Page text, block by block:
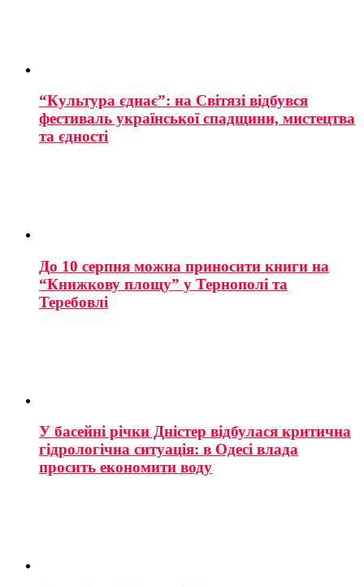
“Культура єднає”: на Світязі відбувся
фестиваль української спадщини, мистецтва
та єдності
До 10 серпня можна приносити книги на
“Книжкову площу” у Тернополі та
Теребовлі
У басейні річки Дністер відбулася критична
гідрологічна ситуація: в Одесі влада
просить економити воду